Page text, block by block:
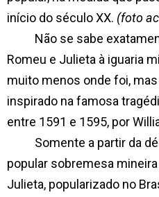
início do século XX. (foto
Não se sabe
Romeu e Julieta à iguaria
muito menos onde foi,
inspirado na famosa
entre 1591 e 1595, por
Somente a partir da
popular sobremesa
Julieta, popularizado no